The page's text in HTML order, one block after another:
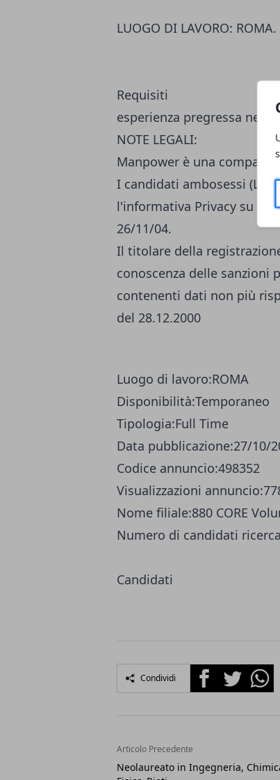
LUOGO DI LAVORO: ROMA.
Requisiti
esperienza pregressa nella
NOTE LEGALI:
Manpower è una
I candidati ambosessi
l'informativa Privacy su
26/11/04.
Il titolare della
conoscenza delle sanzioni
contenenti dati non più
del 28.12.2000
Luogo di lavoro:ROMA
Disponibilità:Temporaneo
Tipologia:Full Time
Data pubblicazione:27/10/
Codice annuncio:498352
Visualizzazioni annuncio:
Nome filiale:880 CORE
Numero di candidati
Candidati
Condividi FacebookTwitter
Articolo Precedente
Neolaureato in Ingegneria,